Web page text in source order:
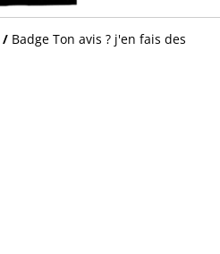
/ Badge Ton avis ? j'en fais des